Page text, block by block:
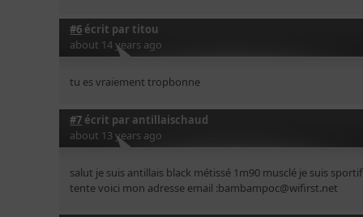
#6 écrit par titou
about 14 years ago
tu es vraiement tropbonne
#7 écrit par antillaischaud
about 13 years ago
salut je suis antillais black métissé 1m90 musclé je suis
tente voici mon adresse email :bambampoc@wifirst.net